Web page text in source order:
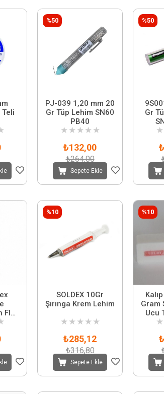
Teli
PJ-039 1,20 mm 20
Gr Tüp Lehim SN60
PB40
★ ★ ★ ★ ★
₺132,00
₺264,00
Sepete Ekle
%50
Gr
★
%50
SOLDEX 10Gr
Şırınga Krem Lehim
★ ★ ★ ★ ★
₺285,12
₺316,80
Sepete Ekle
%10
Gram
Ucu
★
%10